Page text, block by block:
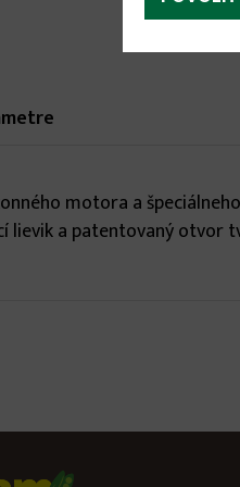
motora a
lievik a patentovaný otvor